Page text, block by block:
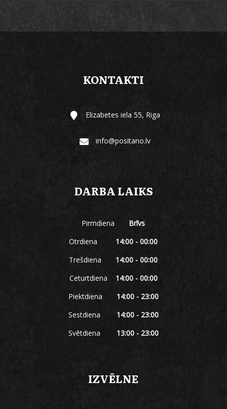
KONTAKTI
Elizabetes iela 55, Riga
info@positano.lv
DARBA LAIKS
Pirmdiena Brīvs
Otrdiena 14:00 - 00:00
Trešdiena 14:00 - 00:00
Ceturtdiena 14:00 - 00:00
Piektdiena 14:00 - 23:00
Sestdiena 14:00 - 23:00
Svētdiena 13:00 - 23:00
IZVĒLNE